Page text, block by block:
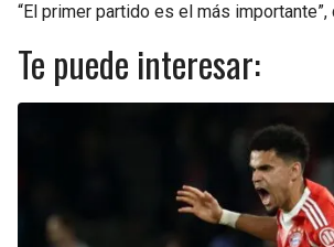
“El primer partido es el más importante”,
Te puede interesar: